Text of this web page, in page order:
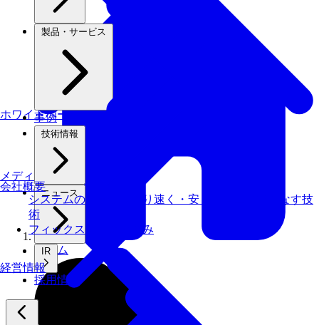
ホワイトペーパー
メディアライブラリ
製品・サービス
事例
技術情報
ニュース
IR
採用情報
会社概要
システムの仕事を、より速く・安く・省エネでこなす技
術
フィックスターズの​強み
経営情報
ホーム